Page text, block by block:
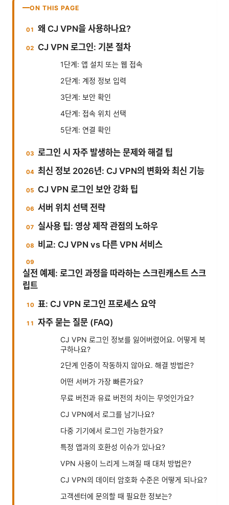
ON THIS PAGE
왜 CJ VPN을 사용하나요?
CJ VPN 로그인: 기본 절차
1단계: 앱 설치 또는 웹 접속
2단계: 계정 정보 입력
3단계: 보안 확인
4단계: 접속 위치 선택
5단계: 연결 확인
로그인 시 자주 발생하는 문제와 해결 팁
최신 정보 2026년: CJ VPN의 변화와 최신 기능
CJ VPN 로그인 보안 강화 팁
서버 위치 선택 전략
실사용 팁: 영상 제작 관점의 노하우
비교: CJ VPN vs 다른 VPN 서비스
실전 예제: 로그인 과정을 따라하는 스크린캐스트 스크
립트
표: CJ VPN 로그인 프로세스 요약
자주 묻는 질문 (FAQ)
CJ VPN 로그인 정보를 잃어버렸어요. 어떻게 복
구하나요?
2단계 인증이 작동하지 않아요. 해결 방법은?
어떤 서버가 가장 빠른가요?
무료 버전과 유료 버전의 차이는 무엇인가요?
CJ VPN에서 로그를 남기나요?
다중 기기에서 로그인 가능한가요?
특정 앱과의 호환성 이슈가 있나요?
VPN 사용이 느리게 느껴질 때 대처 방법은?
CJ VPN의 데이터 암호화 수준은 어떻게 되나요?
고객센터에 문의할 때 필요한 정보는?